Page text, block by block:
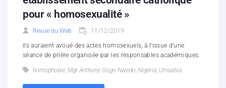
pour « homosexualité »
Revue du Web 11/12/2019
Ils auraient avoué des actes homosexuels, à l’issue d’une
séance de prière organisée par les responsables académiques.
homophobie, Mgr Anthony Gogo Nwedo, Nigéria, Umuahia